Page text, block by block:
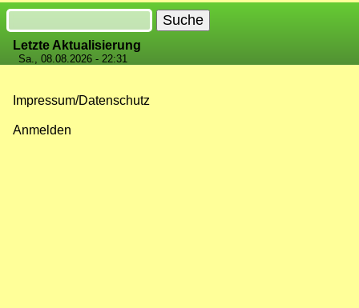
Suche
Letzte Aktualisierung
Sa., 08.08.2026 - 22:31
Impressum/Datenschutz
Anmelden